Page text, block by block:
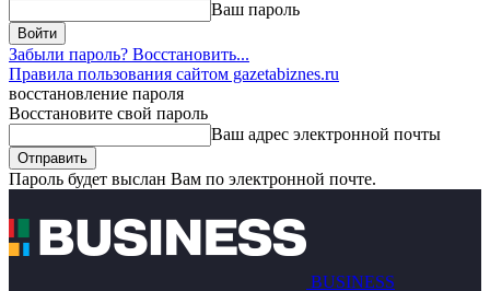
Ваш пароль
Забыли пароль? Восстановить...
Правила пользования сайтом gazetabiznes.ru
восстановление пароля
Восстановите свой пароль
Ваш адрес электронной почты
Пароль будет выслан Вам по электронной почте.
BUSINESS